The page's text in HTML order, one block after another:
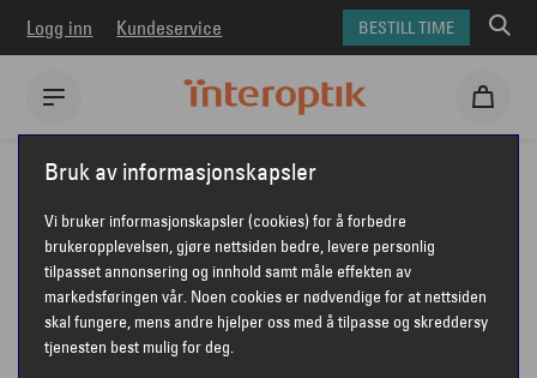
Logg inn Kundeservice BESTILL TIME
Interoptik Briller Unofficial briller
UNOFFICIAL UO1189
UNOFFICIAL
Bruk av informasjonskapsler
Vi bruker informasjonskapsler (cookies) for å forbedre
brukeropplevelsen, gjøre nettsiden bedre, levere personlig
tilpasset annonsering og innhold samt måle effekten av
markedsføringen vår. Noen cookies er nødvendige for at nettsiden
skal fungere, mens andre hjelper oss med å tilpasse og skreddersy
tjenesten best mulig for deg.